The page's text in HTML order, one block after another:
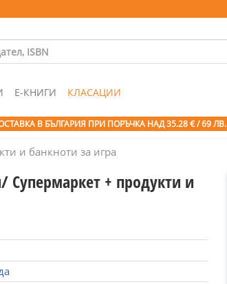
Е-КНИГИ КЛАСАЦИИ
В БЪЛГАРИЯ ПРИ ПОРЪЧКА НАД 35.28 € / 69 ЛВ.
и банкноти за игра
Супермаркет + продукти и